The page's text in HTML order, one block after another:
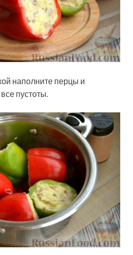
наполните перцы и
пустоты.